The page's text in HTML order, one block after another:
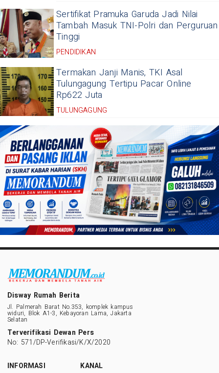
Sertifikat Pramuka Garuda Jadi Nilai
Tambah Masuk TNI-Polri dan Perguruan
Tinggi
PENDIDIKAN
Termakan Janji Manis, TKI Asal
Tulungagung Tertipu Pacar Online
Rp622 Juta
TULUNGAGUNG
Disway Rumah Berita
Jl. Palmerah Barat No.353, komplek kampus
widuri, Blok A1-3, Kebayoran Lama, Jakarta
Selatan
Terverifikasi Dewan Pers
No: 571/DP-Verifikasi/K/X/2020
INFORMASI
KANAL